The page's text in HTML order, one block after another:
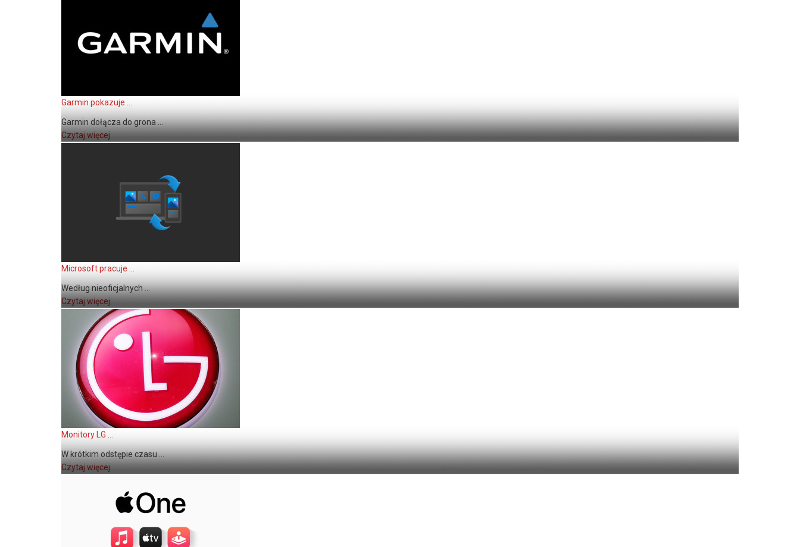
Garmin pokazuje ...
Garmin dołącza do grona ...
Czytaj więcej
Microsoft pracuje ...
Według nieoficjalnych ...
Czytaj więcej
Monitory LG ...
W krótkim odstępie czasu ...
Czytaj więcej